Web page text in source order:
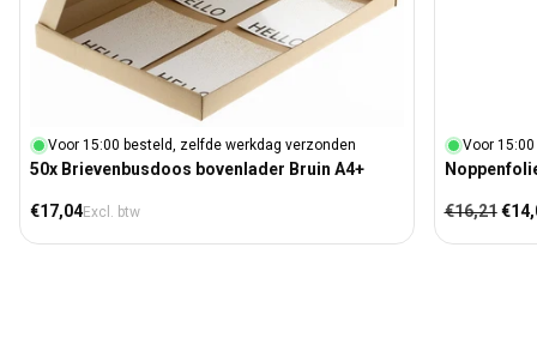
Voor 15:00 besteld, zelfde werkdag verzonden
50x Brievenbusdoos bovenlader Bruin A4+
Normale prijs
€17,04Excl. btw
Voor
Normale
€16,21